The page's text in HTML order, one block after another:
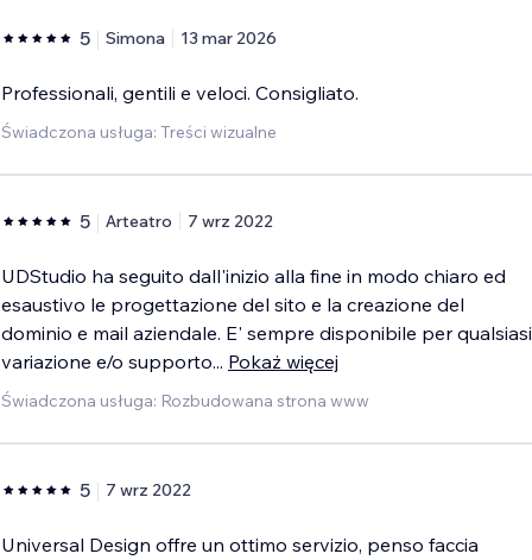
5 Simona 13 mar 2026
Professionali, gentili e veloci. Consigliato.
Świadczona usługa: Treści wizualne
5 Arteatro 7 wrz 2022
UDStudio ha seguito dall'inizio alla fine in modo chiaro ed
esaustivo le progettazione del sito e la creazione del
dominio e mail aziendale. E' sempre disponibile per qualsiasi
variazione e/o supporto... Pokaż więcej
Świadczona usługa: Rozbudowana strona www
5 7 wrz 2022
Universal Design offre un ottimo servizio, penso faccia